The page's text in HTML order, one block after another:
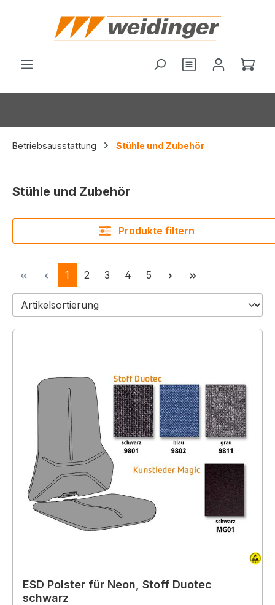
springen
Du hast 0
Betriebsausstattung Stühle und Zubehör
Stühle und Zubehör
Produkte filtern
Seite
1 Seite
2 Seite
3 Seite
4 Seite
5
ESD Polster für Neon, Stoff Duotec
schwarz